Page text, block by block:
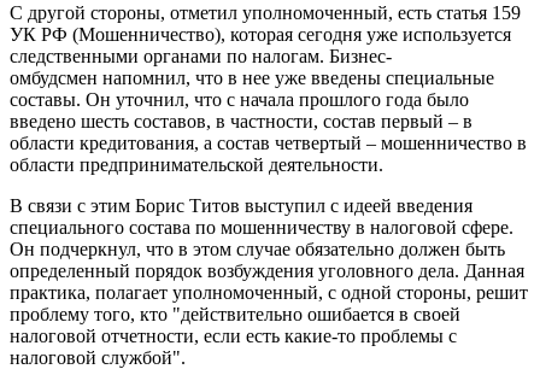
С другой стороны, отметил уполномоченный, есть статья 159
УК РФ (Мошенничество), которая сегодня уже используется
следственными органами по налогам. Бизнес-
омбудсмен напомнил, что в нее уже введены специальные
составы. Он уточнил, что с начала прошлого года было
введено шесть составов, в частности, состав первый – в
области кредитования, а состав четвертый – мошенничество в
области предпринимательской деятельности.
В связи с этим Борис Титов выступил с идеей введения
специального состава по мошенничеству в налоговой сфере.
Он подчеркнул, что в этом случае обязательно должен быть
определенный порядок возбуждения уголовного дела. Данная
практика, полагает уполномоченный, с одной стороны, решит
проблему того, кто "действительно ошибается в своей
налоговой отчетности, если есть какие-то проблемы с
налоговой службой".